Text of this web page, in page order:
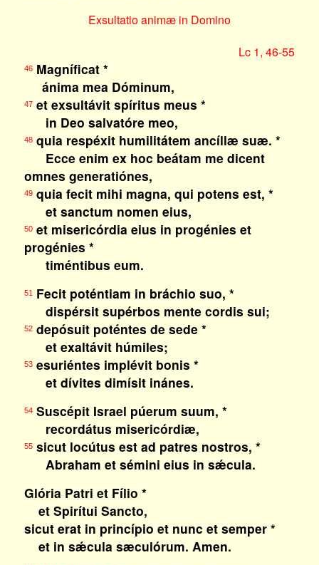
Exsultatio animæ in Domino
Lc 1, 46-55
46Magníficat *
ánima mea Dóminum,
47et exsultávit spíritus meus *
in Deo salvatóre meo,
48quia respéxit humilitátem ancíllæ suæ. *
Ecce enim ex hoc beátam me dicent
omnes generatiónes,
49quia fecit mihi magna, qui potens est, *
et sanctum nomen eius,
50et misericórdia eius in progénies et
progénies *
timéntibus eum.
51Fecit poténtiam in bráchio suo, *
dispérsit supérbos mente cordis sui;
52depósuit poténtes de sede *
et exaltávit húmiles;
53esuriéntes implévit bonis *
et dívites dimísit inánes.
54Suscépit Israel púerum suum, *
recordátus misericórdiæ,
55sicut locútus est ad patres nostros, *
Abraham et sémini eius in sǽcula.
Glória Patri et Fílio *
et Spirítui Sancto,
sicut erat in princípio et nunc et semper *
et in sǽcula sæculórum. Amen.